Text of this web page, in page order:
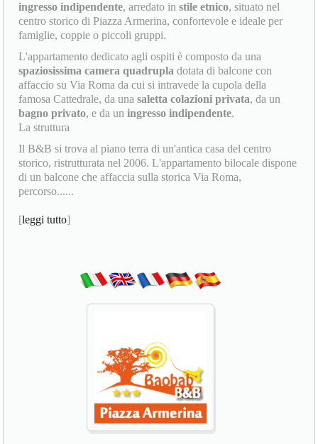
ingresso indipendente, arredato instile etnico, situato nel
centro storico di Piazza Armerina, confortevole e ideale per
famiglie, coppie o piccoli gruppi.
L'appartamento dedicato agli ospiti è composto da una
spaziosissima camera quadrupla dotata di balcone con
affaccio su Via Roma da cui si intravede la cupola della
famosa Cattedrale, da unasaletta colazioni privata, da un
bagno privato, e da uningresso indipendente.
La struttura
Il B&B si trova al piano terra di un'antica casa del centro
storico, ristrutturata nel 2006. L'appartamento bilocale dispone
di un balcone che affaccia sulla storica Via Roma,
percorso......
[leggi tutto]